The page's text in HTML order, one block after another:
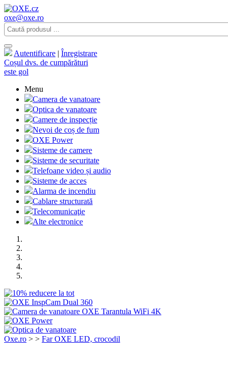
oxe@oxe.ro
Autentificare | Înregistrare
Coșul dvs. de cumpărături
este gol
Menu
Camera de vanatoare
Optica de vanatoare
Camere de inspecție
Nevoi de coș de fum
OXE Power
Sisteme de camere
Sisteme de securitate
Telefoane video și audio
Sisteme de acces
Alarma de incendiu
Cablare structurată
Telecomunicaţie
Alte electronice
Oxe.ro > > Far OXE LED, crocodil